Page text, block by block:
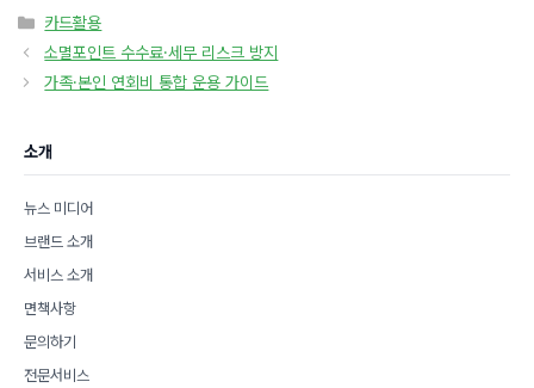
카
테
리
카드활용
소멸포인트 수수료·세무 리스크 방지
가족·본인 연회비 통합 운용 가이드
소개
뉴스 미디어
브랜드 소개
서비스 소개
면책사항
문의하기
전문서비스